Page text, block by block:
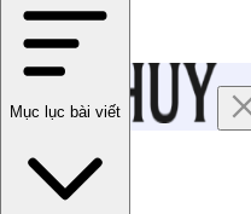
Trang chủ
Về chúng tôi
Mục lục bài viết